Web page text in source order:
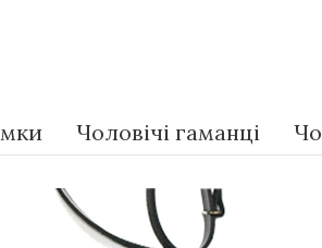
Чоловічі гаманці